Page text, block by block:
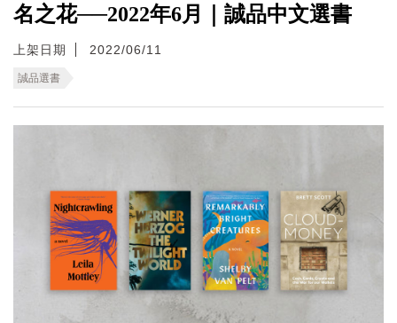
名之花──2022年6月｜誠品中文選書
上架日期 2022/06/11
誠品選書